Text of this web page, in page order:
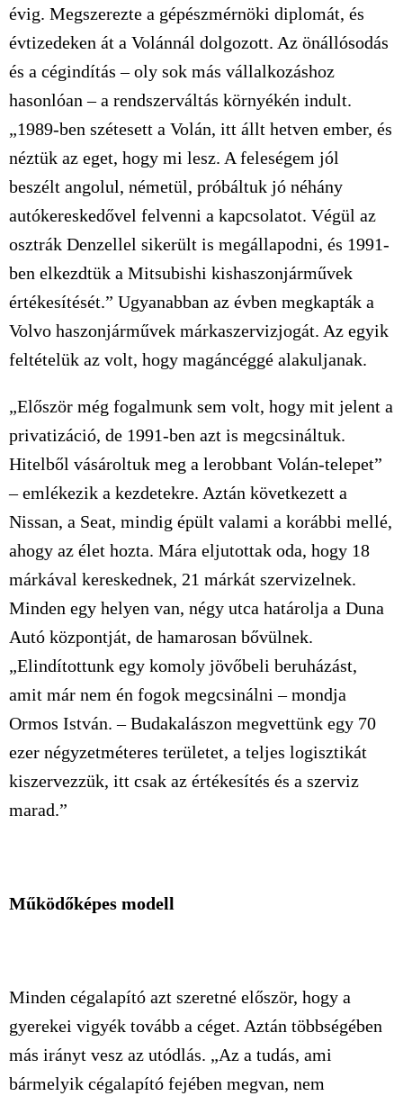
évig. Megszerezte a gépészmérnöki diplomát, és
évtizedeken át a Volánnál dolgozott. Az önállósodás
és a cégindítás – oly sok más vállalkozáshoz
hasonlóan – a rendszerváltás környékén indult.
„1989-ben szétesett a Volán, itt állt hetven ember, és
néztük az eget, hogy mi lesz. A feleségem jól
beszélt angolul, németül, próbáltuk jó néhány
autókereskedővel felvenni a kapcsolatot. Végül az
osztrák Denzellel sikerült is megállapodni, és 1991-
ben elkezdtük a Mitsubishi kishaszonjárművek
értékesítését.” Ugyanabban az évben megkapták a
Volvo haszonjárművek márkaszervizjogát. Az egyik
feltételük az volt, hogy magáncéggé alakuljanak.
„Először még fogalmunk sem volt, hogy mit jelent a
privatizáció, de 1991-ben azt is megcsináltuk.
Hitelből vásároltuk meg a lerobbant Volán-telepet”
– emlékezik a kezdetekre. Aztán következett a
Nissan, a Seat, mindig épült valami a korábbi mellé,
ahogy az élet hozta. Mára eljutottak oda, hogy 18
márkával kereskednek, 21 márkát szervizelnek.
Minden egy helyen van, négy utca határolja a Duna
Autó központját, de hamarosan bővülnek.
„Elindítottunk egy komoly jövőbeli beruházást,
amit már nem én fogok megcsinálni – mondja
Ormos István. – Budakalászon megvettünk egy 70
ezer négyzetméteres területet, a teljes logisztikát
kiszervezzük, itt csak az értékesítés és a szerviz
marad.”
Működőképes modell
Minden cégalapító azt szeretné először, hogy a
gyerekei vigyék tovább a céget. Aztán többségében
más irányt vesz az utódlás. „Az a tudás, ami
bármelyik cégalapító fejében megvan, nem